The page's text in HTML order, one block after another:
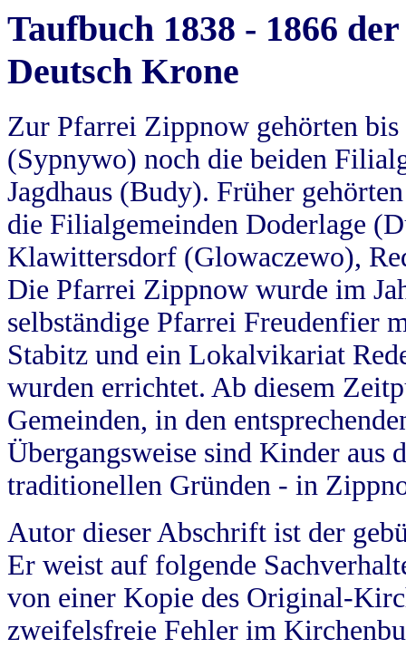
Taufbuch 1838 - 1866
Deutsch Krone
Zur Pfarrei Zippnow gehörten
(Sypnywo) noch die beiden
Jagdhaus (Budy). Früher
die Filialgemeinden Doderlage
Klawittersdorf (Glowaczewo),
Die Pfarrei Zippnow wurde im
selbständige Pfarrei Freudenfier
Stabitz und ein Lokalvikariat
wurden errichtet. Ab diesem
Gemeinden, in den
Übergangsweise sind Kinder aus
traditionellen Gründen - in
Autor dieser Abschrift ist der
Er weist auf folgende
von einer Kopie des Original-
zweifelsfreie Fehler im